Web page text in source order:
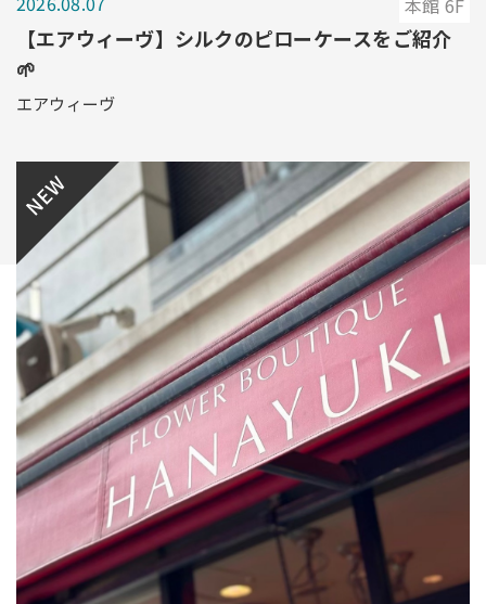
【エアウィーヴ】シルクのピローケースをご紹介
🌱
エアウィーヴ
NEW